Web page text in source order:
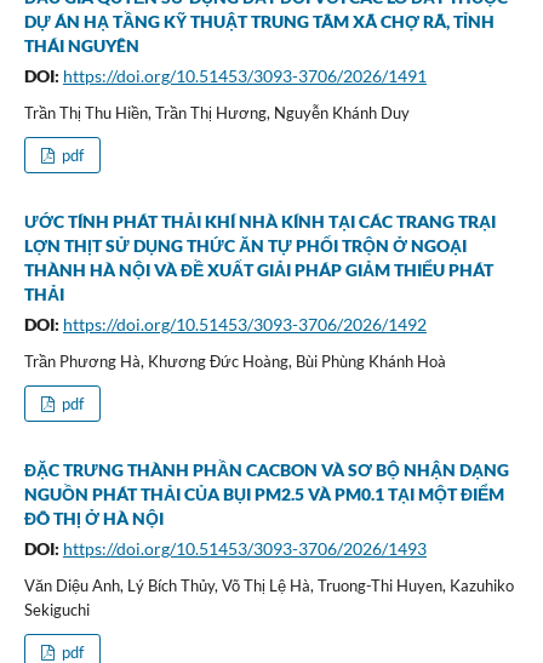
DỰ ÁN HẠ TẦNG KỸ THUẬT TRUNG TÂM XÃ CHỢ RÃ, TỈNH
THÁI NGUYÊN
DOI: https://doi.org/10.51453/3093-3706/2026/1491
Trần Thị Thu Hiền, Trần Thị Hương, Nguyễn Khánh Duy
pdf
ƯỚC TÍNH PHÁT THẢI KHÍ NHÀ KÍNH TẠI CÁC TRANG TRẠI
LỢN THỊT SỬ DỤNG THỨC ĂN TỰ PHỐI TRỘN Ở NGOẠI
THÀNH HÀ NỘI VÀ ĐỀ XUẤT GIẢI PHÁP GIẢM THIỂU PHÁT
THẢI
DOI: https://doi.org/10.51453/3093-3706/2026/1492
Trần Phương Hà, Khương Đức Hoàng, Bùi Phùng Khánh Hoà
pdf
ĐẶC TRƯNG THÀNH PHẦN CACBON VÀ SƠ BỘ NHẬN DẠNG
NGUỒN PHÁT THẢI CỦA BỤI PM2.5 VÀ PM0.1 TẠI MỘT ĐIỂM
ĐÔ THỊ Ở HÀ NỘI
DOI: https://doi.org/10.51453/3093-3706/2026/1493
Văn Diệu Anh, Lý Bích Thủy, Võ Thị Lệ Hà, Truong-Thi Huyen, Kazuhiko
Sekiguchi
pdf